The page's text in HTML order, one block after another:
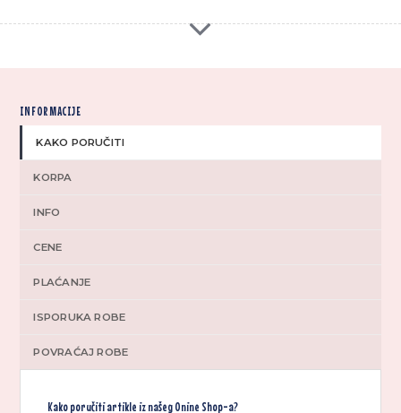
INFORMACIJE
KAKO PORUČITI
KORPA
INFO
CENE
PLAĆANJE
ISPORUKA ROBE
POVRAĆAJ ROBE
Kako poručiti artikle iz našeg Onine Shop-a?